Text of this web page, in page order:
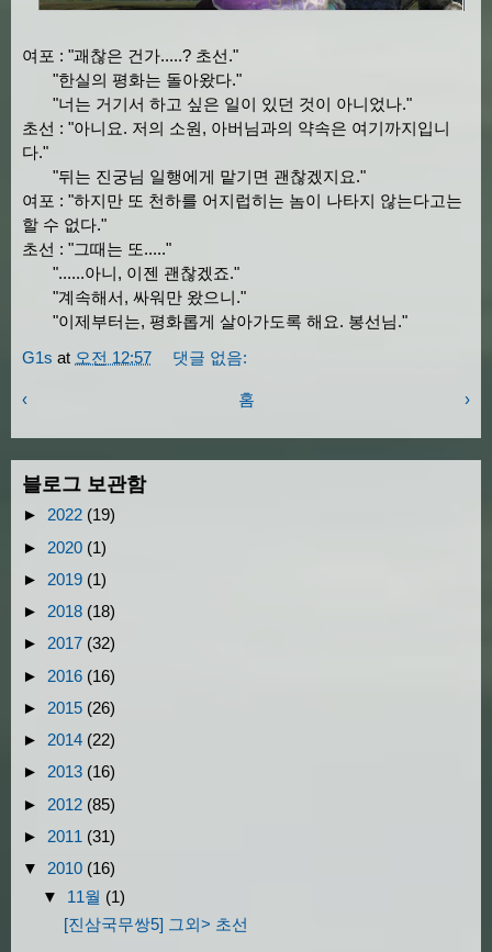
여포 : "괘찮은 건가.....? 초선."
"한실의 평화는 돌아왔다."
"너는 거기서 하고 싶은 일이 있던 것이 아니었나."
초선 : "아니요. 저의 소원, 아버님과의 약속은 여기까지입니
다."
"뒤는 진궁님 일행에게 맡기면 괜찮겠지요."
여포 : "하지만 또 천하를 어지럽히는 놈이 나타지 않는다고는
할 수 없다."
초선 : "그때는 또....."
"......아니, 이젠 괜찮겠죠."
"계속해서, 싸워만 왔으니."
"이제부터는, 평화롭게 살아가도록 해요. 봉선님."
G1s at 오전 12:57 댓글 없음:
‹ ›
홈
블로그 보관함
► 2022 (19)
► 2020 (1)
► 2019 (1)
► 2018 (18)
► 2017 (32)
► 2016 (16)
► 2015 (26)
► 2014 (22)
► 2013 (16)
► 2012 (85)
► 2011 (31)
▼ 2010 (16)
▼ 11월 (1)
[진삼국무쌍5] 그외> 초선